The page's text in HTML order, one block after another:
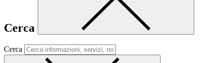
Cerca
Cerca